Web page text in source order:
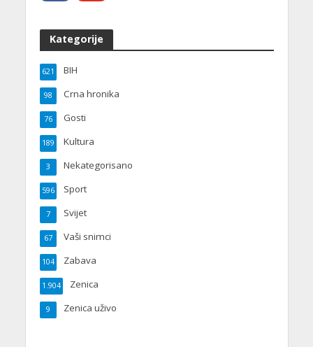
Kategorije
BIH
621
Crna hronika
98
Gosti
76
Kultura
189
Nekategorisano
3
Sport
596
Svijet
7
Vaši snimci
67
Zabava
104
Zenica
1.904
Zenica uživo
9